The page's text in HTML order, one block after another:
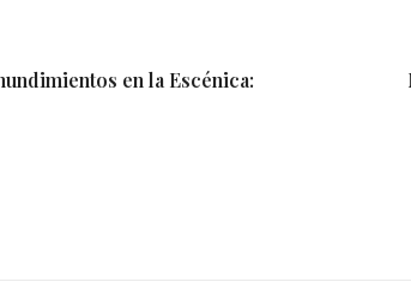
en la Escénica: